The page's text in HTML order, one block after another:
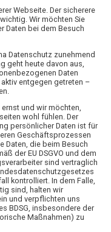
Webseite. Der sicherere
Wir möchten Sie
Daten bei dem Besuch
Datenschutz zunehmend
geht heute davon aus,
Daten
entgegen getreten –
ernst und wir möchten,
wohl fühlen. Der
persönlicher Daten ist für
Geschäftsprozessen
Daten, die beim Besuch
der EU DSGVO und dem
sind vertraglich
kontrolliert. In dem Falle,
sind, halten wir
und verpflichten uns
BDSG, insbesondere der
Maßnahmen) zu